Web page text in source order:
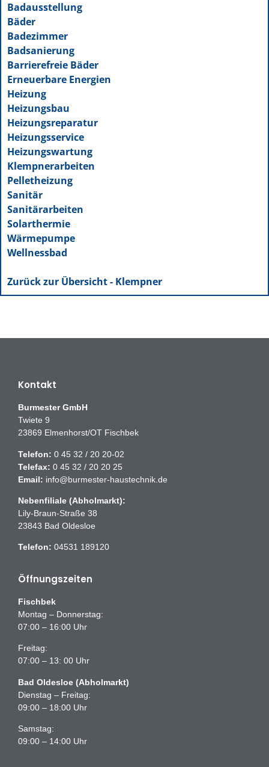
Badausstellung
Bäder
Badezimmer
Badsanierung
Barrierefreie Bäder
Erneuerbare Energien
Heizung
Heizungsbau
Heizungsreparatur
Heizungsservice
Heizungswartung
Klempnerarbeiten
Pelletheizung
Sanitär
Sanitärarbeiten
Solarthermie
Wärmepumpe
Wellnessbad
Zurück zur Übersicht - Klempner
Kontakt
Burmester GmbH
Twiete 9
23869 Elmenhorst/OT Fischbek
Telefon: 0 45 32 / 20 20-02
Telefax: 0 45 32 / 20 20 25
Email: info@burmester-haustechnik.de
Nebenfiliale (Abholmarkt):
Lily-Braun-Straße 38
23843 Bad Oldesloe
Telefon: 04531 189120
Öffnungszeiten
Fischbek
Montag – Donnerstag:
07:00 – 16:00 Uhr
Freitag:
07:00 – 13: 00 Uhr
Bad Oldesloe (Abholmarkt)
Dienstag – Freitag:
09:00 – 18:00 Uhr
Samstag:
09:00 – 14:00 Uhr